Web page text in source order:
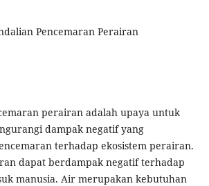
Pencemaran Perairan
perairan adalah upaya untuk
dampak negatif yang
terhadap ekosistem perairan.
dapat berdampak negatif terhadap
manusia. Air merupakan kebutuhan